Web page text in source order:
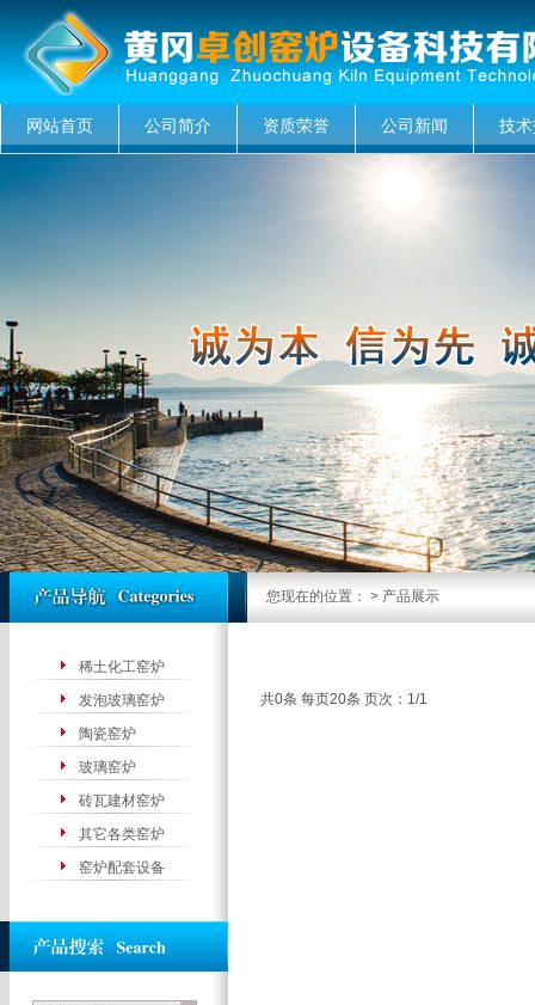
网站首页 公司简介 资质荣誉 公司新闻 技
共0条 每页20条 页次：1/1
稀土化工窑炉
发泡玻璃窑炉
陶瓷窑炉
玻璃窑炉
砖瓦建材窑炉
其它各类窑炉
窑炉配套设备
您现在的位置： > 产品展示